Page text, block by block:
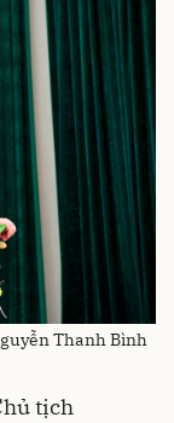
Thanh Bình
tịch